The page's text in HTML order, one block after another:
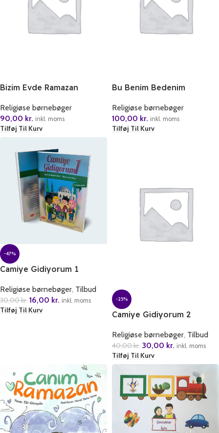
Bizim Evde Ramazan
Religiøse børnebøger
90,00 kr. inkl. moms
Tilføj Til Kurv
Bu Benim Bedenim
Religiøse børnebøger
100,00 kr. inkl. moms
Tilføj Til Kurv
-47%
Camiye Gidiyorum 1
Religiøse børnebøger, Tilbud
30,00kr. 16,00 kr. inkl. moms
Tilføj Til Kurv
-25%
Camiye Gidiyorum 2
Religiøse børnebøger, Tilbud
40,00kr. 30,00 kr. inkl. moms
Tilføj Til Kurv